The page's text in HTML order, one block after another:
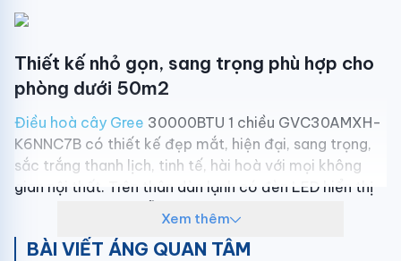
Thiết kế nhỏ gọn, sang trọng phù hợp cho
phòng dưới 50m2
Điều hoà cây Gree 30000BTU 1 chiều GVC30AMXH-
K6NNC7B có thiết kế đẹp mắt, hiện đại, sang trọng,
sắc trắng thanh lịch, tinh tế, hài hoà với mọi không
gian nội thất. Trên thân dàn lạnh có đèn LED hiển thị
trước và hai cửa hút ở hai bên sườn.
Xem thêm
BÀI VIẾT ÁNG QUAN TÂM